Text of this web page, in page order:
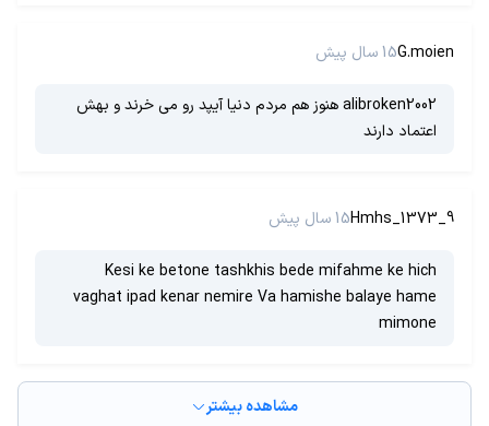
G.moien15 سال پیش
alibroken2002 هنوز هم مردم دنیا آیپد رو می خرند و بهش
اعتماد دارند
Hmhs_1373_915 سال پیش
Kesi ke betone tashkhis bede mifahme ke hich
vaghat ipad kenar nemire Va hamishe balaye hame
mimone
مشاهده بیشتر